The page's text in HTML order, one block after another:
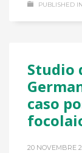
PUBLISHED IN
Studio
caso
20 NOVEMBRE